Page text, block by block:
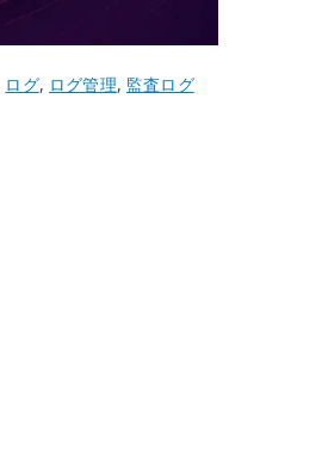
ログ, ログ管理, 監査ログ